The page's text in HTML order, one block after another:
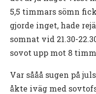
5,5 timmars sömn
gjorde inget, hade
somnat vid 21.30-
sovot upp mot 8
Var sååå sugen på
åkte iväg med